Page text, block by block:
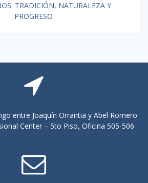
TRADICIÓN, NATURALEZA Y
PROGRESO
entre Joaquín Orrantia y Abel Romero
Center – 5to Piso, Oficina 505-506